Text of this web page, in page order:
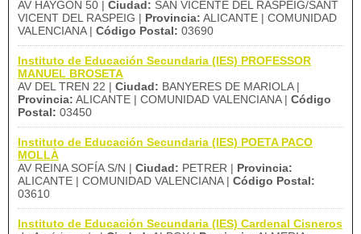
AV HAYGÓN 50 | Ciudad: SAN VICENTE DEL RASPEIG/SANT
VICENT DEL RASPEIG | Provincia: ALICANTE | COMUNIDAD
VALENCIANA | Código Postal: 03690
Instituto de Educación Secundaria (IES) PROFESSOR
MANUEL BROSETA
AV DEL TREN 22 | Ciudad: BANYERES DE MARIOLA |
Provincia: ALICANTE | COMUNIDAD VALENCIANA | Código
Postal: 03450
Instituto de Educación Secundaria (IES) POETA PACO
MOLLÀ
AV REINA SOFÍA S/N | Ciudad: PETRER | Provincia:
ALICANTE | COMUNIDAD VALENCIANA | Código Postal:
03610
Instituto de Educación Secundaria (IES) Cardenal Cisneros